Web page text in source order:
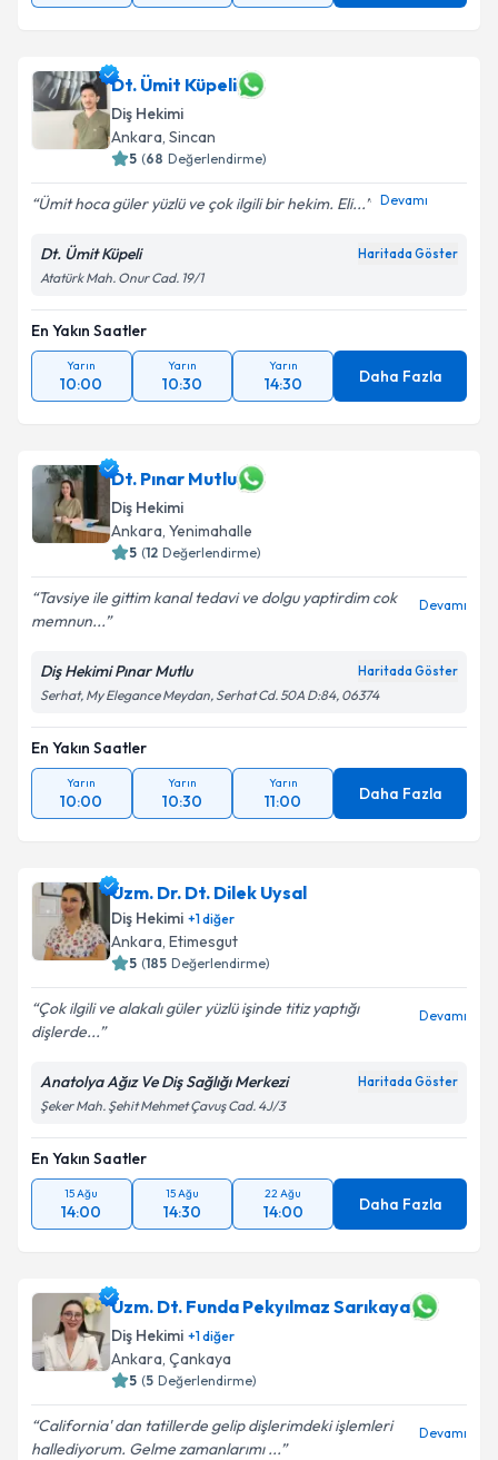
Dt. Ümit Küpeli
Diş Hekimi
Ankara, Sincan
5 (68 Değerlendirme)
Ümit hoca güler yüzlü ve çok ilgili bir hekim. Eli... Devamı
Dt. Ümit Küpeli Haritada Göster
Atatürk Mah. Onur Cad. 19/1
En Yakın Saatler
Yarın
10:00
Yarın
10:30
Yarın
14:30 Daha Fazla
Dt. Pınar Mutlu
Diş Hekimi
Ankara, Yenimahalle
5 (12 Değerlendirme)
Tavsiye ile gittim kanal tedavi ve dolgu yaptirdim cok
memnun...
Devamı
Diş Hekimi Pınar Mutlu Haritada Göster
Serhat, My Elegance Meydan, Serhat Cd. 50A D:84, 06374
En Yakın Saatler
Yarın
10:00
Yarın
10:30
Yarın
11:00 Daha Fazla
Uzm. Dr. Dt. Dilek Uysal
Diş Hekimi +1diğer
Ankara, Etimesgut
5 (185 Değerlendirme)
Çok ilgili ve alakalı güler yüzlü işinde titiz yaptığı
dişlerde...
Devamı
Anatolya Ağız Ve Diş Sağlığı Merkezi Haritada Göster
Şeker Mah. Şehit Mehmet Çavuş Cad. 4J/3
En Yakın Saatler
15 Ağu
14:00
15 Ağu
14:30
22 Ağu
14:00 Daha Fazla
Uzm. Dt. Funda Pekyılmaz Sarıkaya
Diş Hekimi +1diğer
Ankara, Çankaya
5 (5 Değerlendirme)
California' dan tatillerde gelip dişlerimdeki işlemleri
hallediyorum. Gelme zamanlarımı ...
Devamı